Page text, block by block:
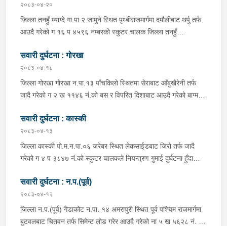
उपचारको लागी तनहुँ सेवा हस्पिटल दुलेगौडा ल्याईएकोमा प्राम्भिक उपचार
पश्चात थप उपचारको लागी ०७:५५ बजे पोखरा रिफर भएको ।
२०८३-०४-२०
जिल्ला तनहुँ म्याग्दे गा.पा.२ जामुने स्थित पृथ्बीराजमार्गमा दमौलीबाट थर्पु तर्फ
आउदै गरेको ग १६ प ४५९६ नम्बरको स्कुटर चालक जिल्ला तनहुँ
ऐ.५ बस्ने बर्ष ३४ को नरजंग राना स्कुटर रोकी सर्भिस लेनमा बसीरहेको
अबस्थामा थर्पुबाट खटिएको प्रहरी टोलिले शंकास्पद लागि चेकजाँच गर्ने
क्रममा निज अमन पौडेलको साथबाट र स्कुटरको डिक्की भित्रबाट गरी
प्रतिबन्धित लागुऔषध फेनारागन ११ एम्पुल, डाइजेपाम ११ एम्पुल, नुर्फिन ११
भइरहेको ।
सवारी दुर्घटना : गोरखा
२०८३-०४-१८
जिल्ला गोरखा गोरखा न.पा.१३ पाँचकिलो स्थितमा सेराबाट आँबुखैरेनी तर्फ
जादै गरेको ग २ ख ११४६ नं.को बस र विपरित दिशाबाट आउदै गरेको बाग्मती
जिल्ला गोरखा सहिदलखन गा.पा.१ बक्राङ बस्ने वर्ष ३४ को विवश वि.क,
सवार वर्ष २७ को शंकर बिश्वकर्मा, शंकर वि.क को छोरी १५ महिनाकी प्रभा
विश्वकर्मा, बस चालक जिल्ला गोरखा पालुङटार न.पा.६ बस्ने वर्ष ३० को
मिलन गुरुङ. गोरखा न.पा.१३ देउराली बस्ने वर्ष ४२ को कृष्णा राम नराल
पठाएको ।
सवारी दुर्घटना : कास्की
२०८३-०४-१३
जिल्ला कास्की पो.म.न.पा.०६ जरेबर स्थित लेकसाईडबाट जिरो तर्फ जादै
गरेको ग ४ प ३८४७ नं.को स्कुटर चालकले नियन्त्रण गुमाई दुर्घटना हुँदा
अर्चलबोट बस्ने बर्ष २४ कि शान्ति नेपाली घाईते भई उपचारको लागि G.M.C
अस्पताल पठाइएको ।
सवारी दुर्घटना : न.प.(पूर्व)
२०८३-०४-१२
जिल्ला न.प.(पूर्व) गैडाकोट न.पा. १४ अमरापुरी स्थित पूर्व पश्चिम राजमार्गमा
बुटवलबाट चितवन तर्फ सिमेन्ट लोड गरेर आउदै गरेको ना ५ ख ५६२८ नं. को